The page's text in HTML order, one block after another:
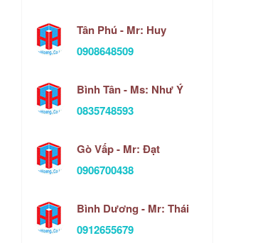
Tân Phú - Mr: Huy
0908648509
Bình Tân - Ms: Như Ý
0835748593
Gò Vấp - Mr: Đạt
0906700438
Bình Dương - Mr: Thái
0912655679